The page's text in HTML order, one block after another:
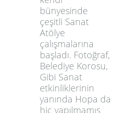
bünyesinde
çeşitli Sanat
Atölye
çalışmalarına
başladı. Fotoğraf,
Belediye Korosu,
Gibi Sanat
etkinliklerinin
yanında Hopa da
hiç yapılmamış